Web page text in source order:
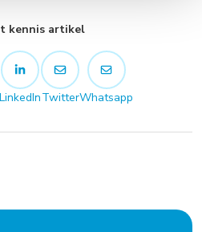
kennis artikel
LinkedInTwitterWhatsapp